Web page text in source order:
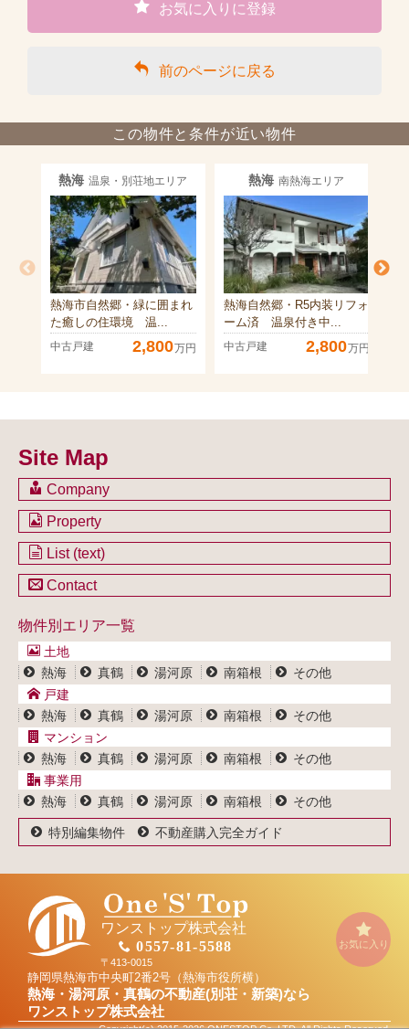
お気に入りに登録
前のページに戻る
この物件と条件が近い物件
熱海 温泉・別荘地エリア
熱海市自然郷・緑に囲まれ
た癒しの住環境 温...
中古戸建 2,800万円
熱海 南熱海エリア
熱海自然郷・R5内装リフォ
ーム済 温泉付き中...
中古戸建 2,800万円
Site Map
Company
会社のご案内
不動産を購入したい方
不動産を売却したい方
不動産買取システム
Property
土地一覧
戸建一覧
マンション一覧
事業用物件一覧
List (text)
土地一覧
マンション一覧
事業用物件一覧
Contact
ブログ
プライバシーポリシー
サイトポリシー
物件別エリア一覧
土地
熱海
真鶴 湯河原 南箱根
その他
戸建
熱海
真鶴 湯河原 南箱根
その他
マンション
熱海
真鶴 湯河原 南箱根
その他
事業用
熱海
真鶴 湯河原 南箱根 その他
特別編集物件 不動産購入完全ガイド
お気に入り
ワンストップ株式会社
0557-81-5588
〒413-0015
静岡県熱海市中央町2番2号（熱海市役所横）
熱海・湯河原・真鶴の不動産(別荘・新築)なら
ワンストップ株式会社